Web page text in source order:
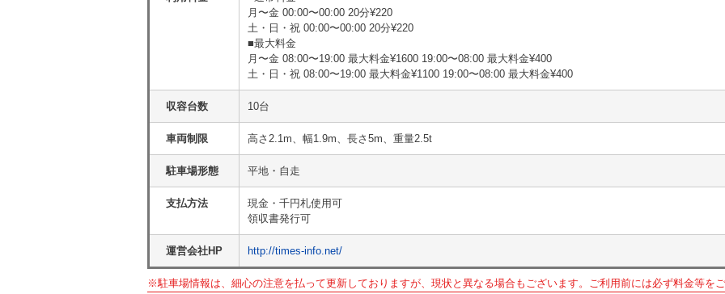
月〜金 00:00〜00:00 20分¥220
土・日・祝 00:00〜00:00 20分¥220
■最大料金
月〜金 08:00〜19:00 最大料金¥1600 19:00〜08:00 最大料金¥400
土・日・祝 08:00〜19:00 最大料金¥1100 19:00〜08:00 最大料金¥400
収容台数 10台
車両制限 高さ2.1m、幅1.9m、長さ5m、重量2.5t
駐車場形態 平地・自走
支払方法
現金・千円札使用可
領収書発行可
運営会社HP http://times-info.net/
※駐車場情報は、細心の注意を払って更新しておりますが、現状と異なる場合もございます。ご利用前には必ず料金等をご